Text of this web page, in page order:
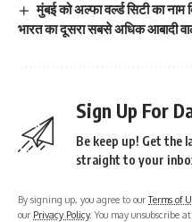
मुंबई को अल्फा वर्ल्ड सिटी का नाम
भारत का दूसरा सबसे अधिक आबादी
Sign Up For
Be keep up! Get the
straight to your
By signing up, you agree to ourTerms of
our Privacy Policy. You may unsubscribe